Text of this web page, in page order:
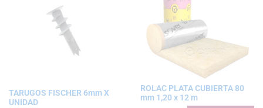
TARUGOS FISCHER 6mm X
UNIDAD
ROLAC PLATA CUBIERTA 80
mm 1,20 x 12 m